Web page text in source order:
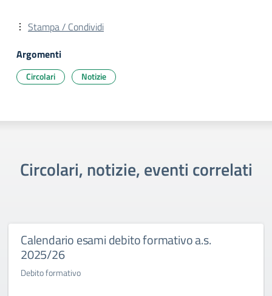
Stampa / Condividi
Argomenti
Circolari Notizie
Circolari, notizie, eventi correlati
Calendario esami debito formativo a.s.
2025/26
Debito formativo